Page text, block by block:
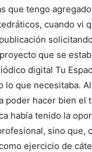
que tengo
cuando vi
que se
digital Tu
lo que necesitaba.
poder hacer bien el
había tenido la
sino que,
ejercicio de